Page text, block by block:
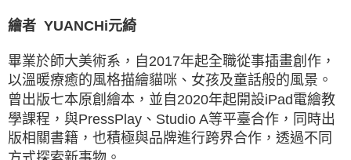
繪者 YUANCHi元綺
畢業於師大美術系，自2017年起全職從事插畫創作，
以溫暖療癒的風格描繪貓咪、女孩及童話般的風景。
曾出版七本原創繪本，並自2020年起開設iPad電繪教
學課程，與PressPlay、Studio A等平臺合作，同時出
版相關書籍，也積極與品牌進行跨界合作，透過不同